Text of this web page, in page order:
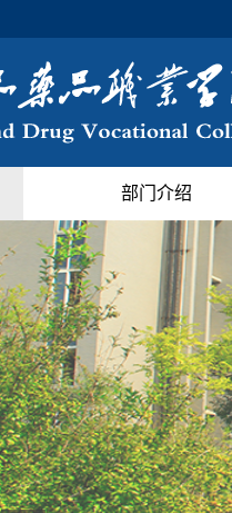
部门介绍